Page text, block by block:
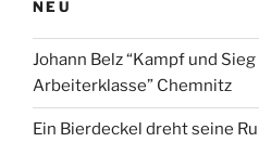
NEU
Johann Belz “Kampf und
Arbeiterklasse” Chemnitz
Ein Bierdeckel dreht seine